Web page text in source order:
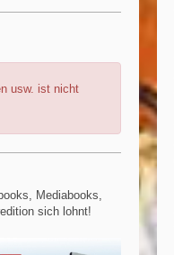
usw. ist nicht
Mediabooks,
sich lohnt!